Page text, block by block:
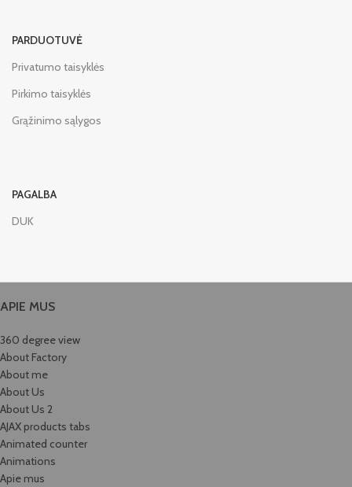
PARDUOTUVĖ
Privatumo taisyklės
Pirkimo taisyklės
Grąžinimo sąlygos
PAGALBA
DUK
APIE MUS
360 degree view
About Factory
About me
About Us
About Us 2
AJAX products tabs
Animated counter
Animations
Apie mus